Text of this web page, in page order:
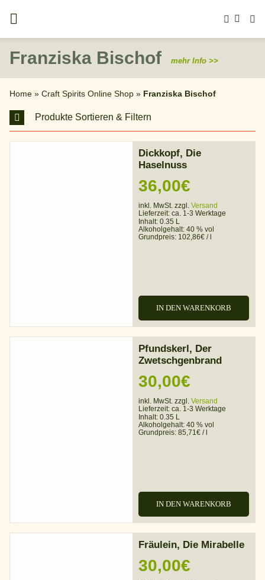
Inhalt
springen
Franziska Bischof mehr Info >>
Home» Craft Spirits Online Shop» Franziska Bischof
Produkte Sortieren & Filtern
Dickkopf, Die
Haselnuss
36,00€
inkl. MwSt. zzgl. Versand
Lieferzeit: ca. 1-3 Werktage
Inhalt: 0.35 L
Alkoholgehalt: 40 % vol
Grundpreis: 102,86€ /
IN DEN WARENKORB
Pfundskerl, Der
Zwetschgenbrand
30,00€
inkl. MwSt. zzgl. Versand
Lieferzeit: ca. 1-3 Werktage
Inhalt: 0.35 L
Alkoholgehalt: 40 % vol
Grundpreis: 85,71€ /
IN DEN WARENKORB
Fräulein, Die Mirabelle
30,00€